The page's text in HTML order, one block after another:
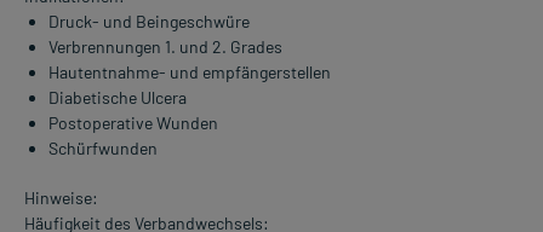
Druck- und Beingeschwüre
Verbrennungen 1. und 2. Grades
Hautentnahme- und empfängerstellen
Diabetische Ulcera
Postoperative Wunden
Schürfwunden
Hinweise:
Häufigkeit des Verbandwechsels: